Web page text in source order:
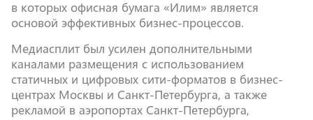
в которых офисная бумага «Илим» является
основой эффективных бизнес-процессов.
Медиасплит был усилен дополнительными
каналами размещения с использованием
статичных и цифровых сити-форматов в бизнес-
центрах Москвы и Санкт-Петербурга, а также
рекламой в аэропортах Санкт-Петербурга,